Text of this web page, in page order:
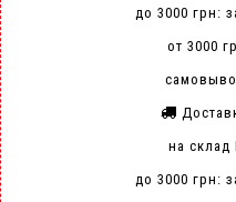
до 3000 грн:
от 3000
на
до 3000 грн: